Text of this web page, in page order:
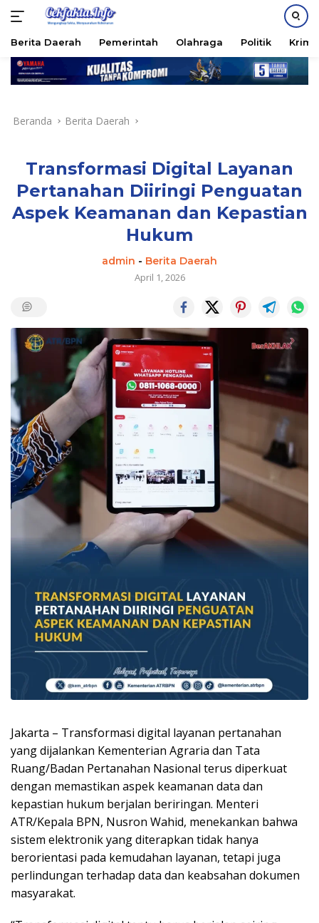
Langsung
Berita Daerah Pemerintah Olahraga Politik
Beranda Berita Daerah
Transformasi Digital Layanan
Pertanahan Diiringi Penguatan
Aspek Keamanan dan Kepastian
Hukum
admin - Berita Daerah
April 1, 2026
Jakarta – Transformasi digital layanan pertanahan
yang dijalankan Kementerian Agraria dan Tata
Ruang/Badan Pertanahan Nasional terus diperkuat
dengan memastikan aspek keamanan data dan
kepastian hukum berjalan beriringan. Menteri
ATR/Kepala BPN, Nusron Wahid, menekankan bahwa
sistem elektronik yang diterapkan tidak hanya
berorientasi pada kemudahan layanan, tetapi juga
perlindungan terhadap data dan keabsahan dokumen
masyarakat.